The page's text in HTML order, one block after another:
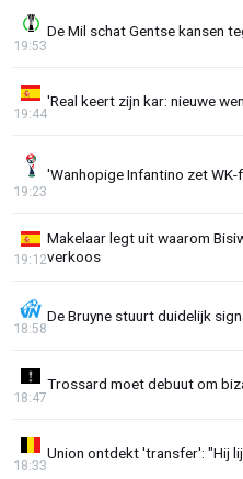
De Mil schat Gentse kansen
19:53
'Real keert zijn kar: nieuwe
19:44
'Wanhopige Infantino zet WK-
19:23
Makelaar legt uit waarom
verkoos
19:12
De Bruyne stuurt duidelijk
18:58
Trossard moet debuut om
18:47
Union ontdekt 'transfer': "Hij
18:33